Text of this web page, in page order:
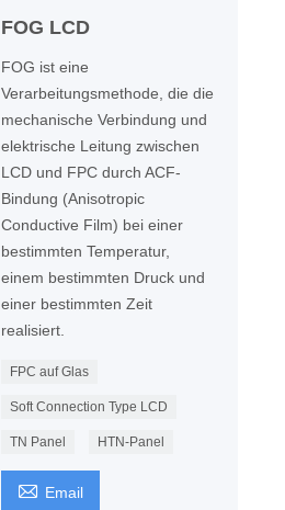
FOG LCD
FOG ist eine
Verarbeitungsmethode, die die
mechanische Verbindung und
elektrische Leitung zwischen
LCD und FPC durch ACF-
Bindung (Anisotropic
Conductive Film) bei einer
bestimmten Temperatur,
einem bestimmten Druck und
einer bestimmten Zeit
realisiert.
FPC auf Glas
Soft Connection Type LCD
TN Panel HTN-Panel
 Email